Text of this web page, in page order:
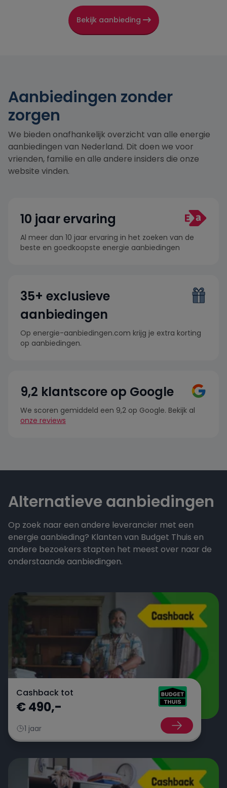
Bekijk aanbieding
Aanbiedingen zonder
zorgen
We bieden onafhankelijk overzicht van alle energie
aanbiedingen van Nederland. Dit doen we voor
vrienden, familie en alle andere insiders die onze
website vinden.
10 jaar ervaring
Al meer dan 10 jaar ervaring in het zoeken van de
beste en goedkoopste energie aanbiedingen
35+ exclusieve
aanbiedingen
Op energie-aanbiedingen.com krijg je extra korting
op aanbiedingen.
9,2 klantscore op Google
We scoren gemiddeld een 9,2 op Google. Bekijk al
onze reviews
Alternatieve aanbiedingen
Op zoek naar een andere leverancier met een
energie aanbieding? Klanten van Budget Thuis en
andere bezoekers stapten het meest over naar de
onderstaande aanbiedingen.
Cashback tot
€ 490,-
1 jaar